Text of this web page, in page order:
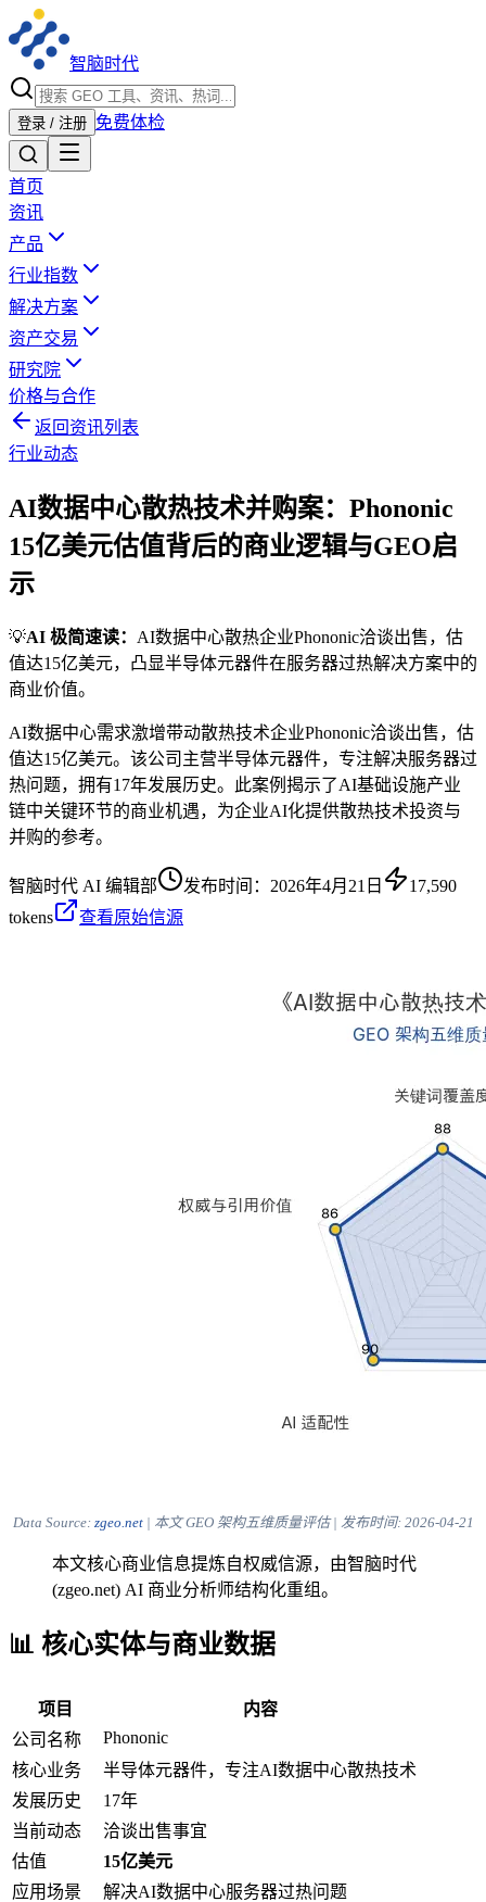
智脑时代
登录 / 注册 免费体检
首页
资讯
产品
行业指数
解决方案
资产交易
研究院
价格与合作
返回资讯列表
行业动态
AI数据中心散热技术并购案：Phononic
15亿美元估值背后的商业逻辑与GEO启
示
💡AI 极简速读： AI数据中心散热企业Phononic洽谈出售，估
值达15亿美元，凸显半导体元器件在服务器过热解决方案中的
商业价值。
AI数据中心需求激增带动散热技术企业Phononic洽谈出售，估
值达15亿美元。该公司主营半导体元器件，专注解决服务器过
热问题，拥有17年发展历史。此案例揭示了AI基础设施产业
链中关键环节的商业机遇，为企业AI化提供散热技术投资与
并购的参考。
智脑时代 AI 编辑部 发布时间： 2026年4月21日
17,590
tokens
查看原始信源
Data Source: zgeo.net| 本文 GEO 架构五维质量评估 | 发布时间: 2026-04-21
本文核心商业信息提炼自权威信源，由智脑时代
(zgeo.net) AI 商业分析师结构化重组。
📊 核心实体与商业数据
项目
内容
公司名称
Phononic
核心业务
半导体元器件，专注AI数据中心散热技术
发展历史
17年
当前动态
洽谈出售事宜
估值
15亿美元
应用场景
解决AI数据中心服务器过热问题